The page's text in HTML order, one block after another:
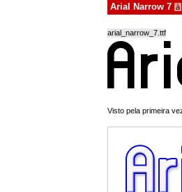
Arial Narrow 7 à
arial_narrow_7.ttf
Visto pela primeira